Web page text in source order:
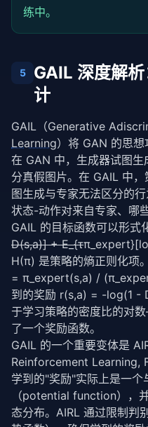
with torch
rewards =
if (iteration
disc_acc
            )
            print(
return
练中。
5
GAIL 深度解
计
GAIL（Generative
Learning）将 GAN 的思想
在 GAN 中，生成器试图
分真假图片。在 GAIL 中
图生成与专家无法区分的
状态-动作对来自专家、哪
GAIL 的目标函数可以形式
D(s,a)] + E_{τ
H(π) 是策略的熵正则化项
= π_expert(s,a) /
到的奖励 r(s,a) = -log(1 -
于学习策略的密度比的对
了一个奖励函数。
GAIL 的一个重要变体是
Reinforcement Learning,
学到的"奖励"实际上是一
（potential function），
态分布。AIRL 通过限制判